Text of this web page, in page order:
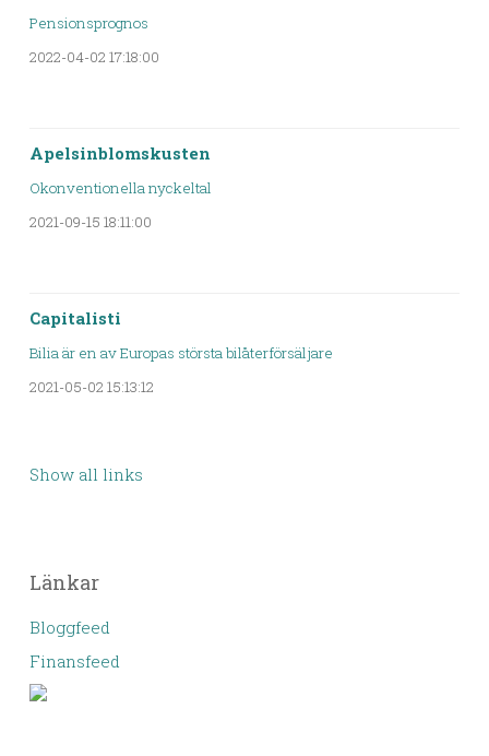
Pensionsprognos
2022-04-02 17:18:00
Apelsinblomskusten
Okonventionella nyckeltal
2021-09-15 18:11:00
Capitalisti
Bilia är en av Europas största bilåterförsäljare
2021-05-02 15:13:12
Show all links
Länkar
Bloggfeed
Finansfeed